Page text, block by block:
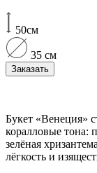
50см
35 см
Заказать
Букет «Венеция»
коралловые тона:
зелёная
лёгкость и